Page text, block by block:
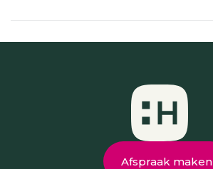
Afspraak maken